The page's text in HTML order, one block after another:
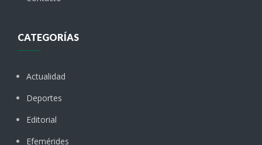
CATEGORÍAS
Actualidad
Deportes
Editorial
Efemérides